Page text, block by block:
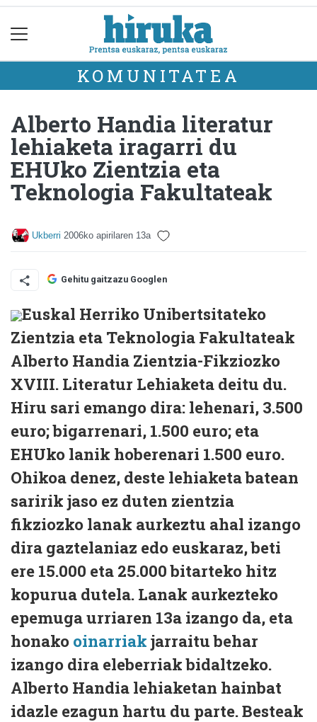
KOMUNITATEA
Alberto Handia literatur
lehiaketa iragarri du
EHUko Zientzia eta
Teknologia Fakultateak
Ukberri 2006ko apirilaren 13a
Gehitu gaitzazu Googlen
Euskal Herriko Unibertsitateko
Zientzia eta Teknologia Fakultateak
Alberto Handia Zientzia-Fikziozko
XVIII. Literatur Lehiaketa deitu du.
Hiru sari emango dira: lehenari, 3.500
euro; bigarrenari, 1.500 euro; eta
EHUko lanik hoberenari 1.500 euro.
Ohikoa denez, deste lehiaketa batean
saririk jaso ez duten zientzia
fikziozko lanak aurkeztu ahal izango
dira gaztelaniaz edo euskaraz, beti
ere 15.000 eta 25.000 bitarteko hitz
kopurua dutela. Lanak aurkezteko
epemuga urriaren 13a izango da, eta
honako oinarriak jarraitu behar
izango dira eleberriak bidaltzeko.
Alberto Handia lehiaketan hainbat
idazle ezagun hartu du parte. Besteak